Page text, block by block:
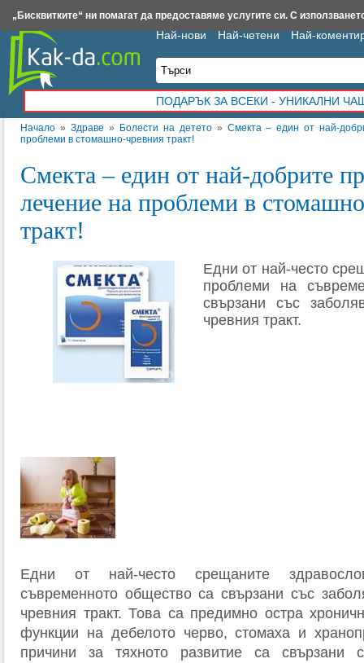
Начало » Здраве » Болести на детето» Смекта – един от най-
проблеми в стомашно-чревния тракт!
Смекта – един от най-добрите
лечение на проблеми в
тракт!
Едни от най-често
проблеми на
свързани със
чревния тракт.
Едни от най-често срещаните
съвременното общество са свързани със
чревния тракт. Това са предимно остра
функции на дебелото черво, стомаха и
причини за тяхното развитие са свързани
Най-нови Най-четени Най-
ПОДАРЪК ЗА ВСЕКИ - УНИКАЛНИ
Insert.bg Framar.bg Kak-da.com Iztochnik.com BauBau.bg NewAge.bg
„Бисквитките“ ни помагат да предоставяме услугите си. С